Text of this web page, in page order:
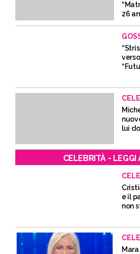
26
lui
CELEBRITÀ - LEGGI
e il
non